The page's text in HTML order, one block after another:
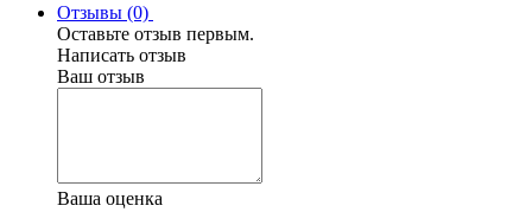
Отзывы (0)
Оставьте отзыв первым.
Написать отзыв
Ваш отзыв
Ваша оценка